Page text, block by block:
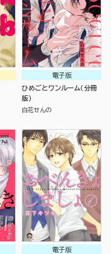
電子版
ひめごとワンルーム（分冊
版）
白花せんの
電子版